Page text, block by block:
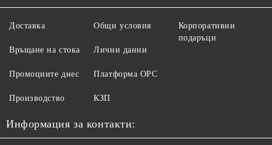
Доставка
Връщане на стока
Промоциите днес
Производство
Общи условия
Лични данни
Платформа ОРС
КЗП
Корпоративни
подаръци
Информация за контакти: